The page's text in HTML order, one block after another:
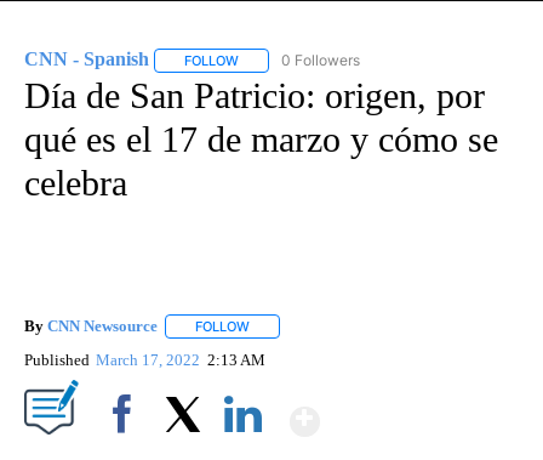
CNN - Spanish FOLLOW FOLLOW "CNN - SPANISH" TO RECEIVE
0 Followers
Día de San Patricio: origen, por
qué es el 17 de marzo y cómo se
celebra
By CNN Newsource FOLLOW
Published March 17, 2022 2:13 AM